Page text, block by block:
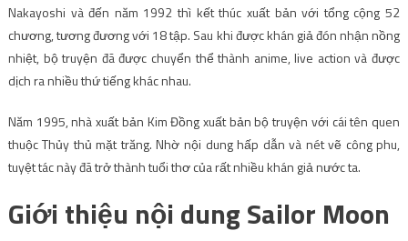
Nakayoshi và đến năm 1992 thì kết thúc xuất bản với tổng cộng 52
chương, tương đương với 18 tập. Sau khi được khán giả đón nhận nồng
nhiệt, bộ truyện đã được chuyển thể thành anime, live action và được
dịch ra nhiều thứ tiếng khác nhau.
Năm 1995, nhà xuất bản Kim Đồng xuất bản bộ truyện với cái tên quen
thuộc Thủy thủ mặt trăng. Nhờ nội dung hấp dẫn và nét vẽ công phu,
tuyệt tác này đã trở thành tuổi thơ của rất nhiều khán giả nước ta.
Giới thiệu nội dung Sailor Moon